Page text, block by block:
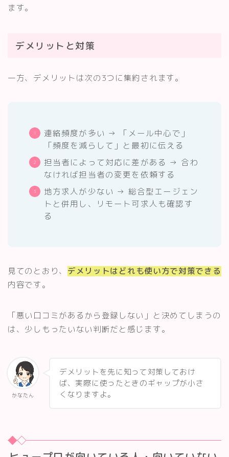
Follow Me
ます。
デメリットと対策
一方、デメリットは次の3つに集約されます。
連絡頻度が多い → 「メール中心で」
「頻度を減らして」と最初に伝える
担当者によって対応に差がある → 合わ
なければ担当者の変更を依頼する
地方求人が少ない → 総合型エージェン
トと併用し、リモート可求人も確認す
る
見てのとおり、 デメリットはどれも使い方で対策できる
内容です。
「悪い口コミがあるから登録しない」と決めてしまうの
は、少しもったいない判断だと感じます。
かなたん
デメリットを先に知って対策しておけ
ば、実際に使ったときのギャップが小さ
くなりますよ。